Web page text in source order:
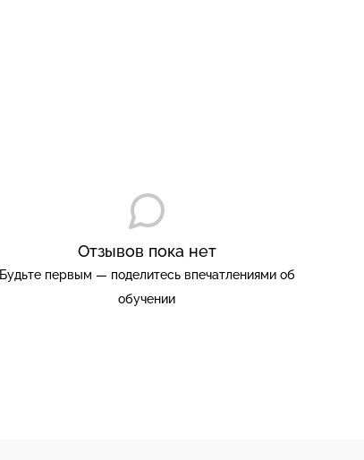
Отзывов пока нет
Будьте первым — поделитесь впечатлениями об
обучении